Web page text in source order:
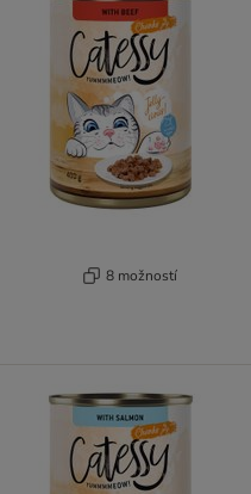
8 možností